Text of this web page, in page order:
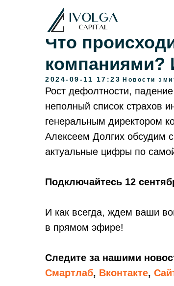
Что
компаниями?
2024-09-11 17:23 Новости
Рост дефолтности,
неполный список страхов
генеральным директором
Алексеем Долгих обсудим
актуальные цифры по
Подключайтесь 12
И как всегда, ждем ваши
в прямом эфире!
Следите за нашими
Смартлаб, Вконтакте,